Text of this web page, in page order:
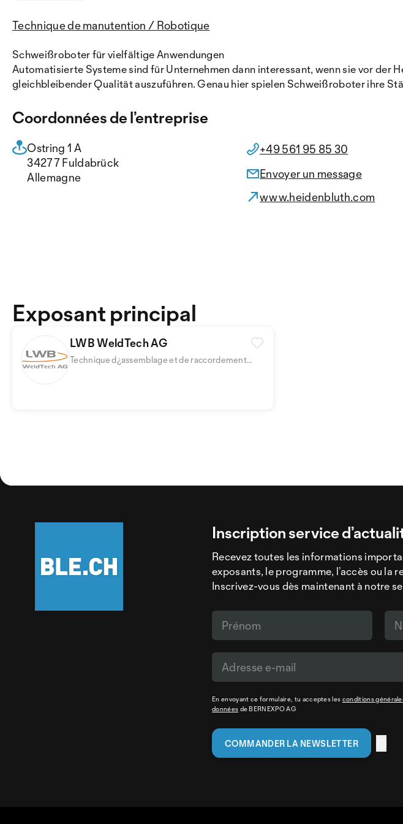
Technique de manutention / Robotique
Schweißroboter für vielfältige Anwendungen
Automatisierte Systeme sind für Unternehmen dann interessant, wenn sie vor
gleichbleibender Qualität auszuführen. Genau hier spielen Schweißroboter ihre
Coordonnées de l’entreprise
Ostring 1 A
34277 Fuldabrück
Allemagne
+49 561 95 85 30
Envoyer un message
www.heidenbluth.com
LWB WeldTech AG
Technique d¿assemblage et de raccordement
Exposant principal
Inscription service
Recevez toutes les informations
exposants, le programme, l’accès ou la
Inscrivez-vous dès maintenant à notre
En envoyant ce formulaire, tu acceptes les conditions
données de BERNEXPO AG